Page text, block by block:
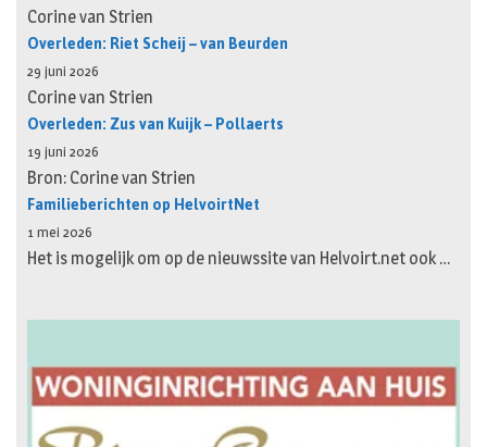
Corine van Strien
Overleden: Riet Scheij – van Beurden
29 juni 2026
Corine van Strien
Overleden: Zus van Kuijk – Pollaerts
19 juni 2026
Bron: Corine van Strien
Familieberichten op HelvoirtNet
1 mei 2026
Het is mogelijk om op de nieuwssite van Helvoirt.net ook …